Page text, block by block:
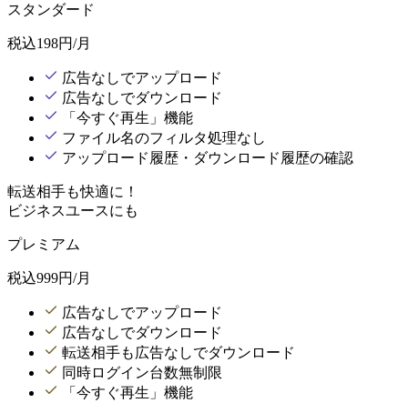
スタンダード
税込198円/月
広告なしでアップロード
広告なしでダウンロード
「今すぐ再生」機能
ファイル名のフィルタ処理なし
アップロード履歴・ダウンロード履歴の確認
転送相手も快適に！
ビジネスユースにも
プレミアム
税込999円/月
広告なしでアップロード
広告なしでダウンロード
転送相手も広告なしでダウンロード
同時ログイン台数無制限
「今すぐ再生」機能